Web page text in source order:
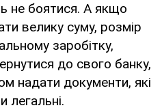
не боятися. А якщо
велику суму, розмір
заробітку,
до свого банку,
надати документи, які
легальні.